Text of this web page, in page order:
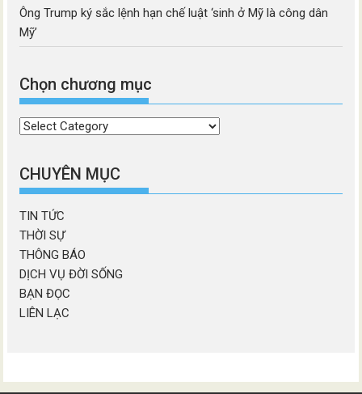
Ông Trump ký sắc lệnh hạn chế luật ‘sinh ở Mỹ là công dân
Mỹ’
Chọn chương mục
Chọn
mục
CHUYÊN MỤC
TIN TỨC
THỜI SỰ
THÔNG BÁO
DỊCH VỤ ĐỜI SỐNG
BẠN ĐỌC
LIÊN LẠC